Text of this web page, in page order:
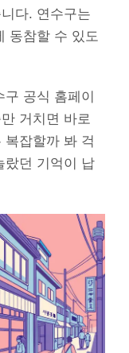
다. 연수구는
동참할 수 있도
공식 홈페이
거치면 바로
복잡할까 봐 걱
랐던 기억이 납